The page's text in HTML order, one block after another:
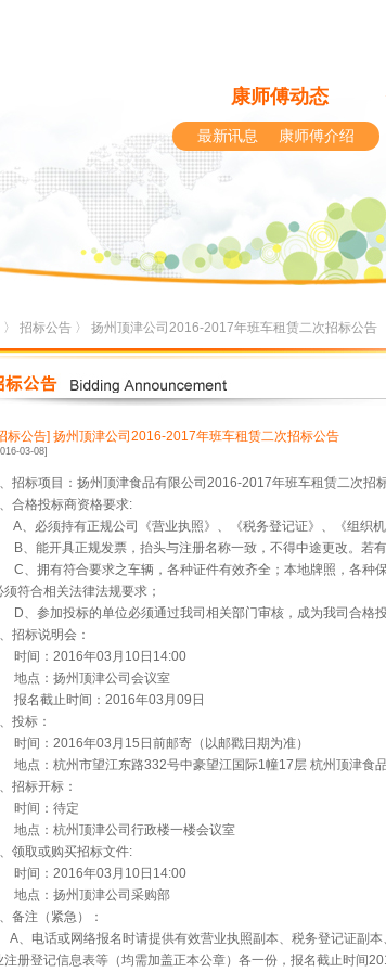
康师傅动态
最新讯息 康师傅介绍
〉 招标公告 〉 扬州顶津公司2016-2017年班车租赁二次招标公告
标公告] 扬州顶津公司2016-2017年班车租赁二次招标公告
03-08]
招标项目：扬州顶津食品有限公司2016-2017年班车租赁二次招
合格投标商资格要求:
、必须持有正规公司《营业执照》、《税务登记证》、《组织
、能开具正规发票，抬头与注册名称一致，不得中途更改。若
、拥有符合要求之车辆，各种证件有效齐全；本地牌照，各种
须符合相关法律法规要求；
、参加投标的单位必须通过我司相关部门审核，成为我司合格
招标说明会：
时间：2016年03月10日14:00
地点：扬州顶津公司会议室
报名截止时间：2016年03月09日
投标：
时间：2016年03月15日前邮寄（以邮戳日期为准）
地点：杭州市望江东路332号中豪望江国际1幢17层 杭州顶津食
招标开标：
时间：待定
地点：杭州顶津公司行政楼一楼会议室
领取或购买招标文件:
时间：2016年03月10日14:00
地点：扬州顶津公司采购部
备注（紧急）：
、电话或网络报名时请提供有效营业执照副本、税务登记证副
注册登记信息表等（均需加盖正本公章）各一份，报名截止时间